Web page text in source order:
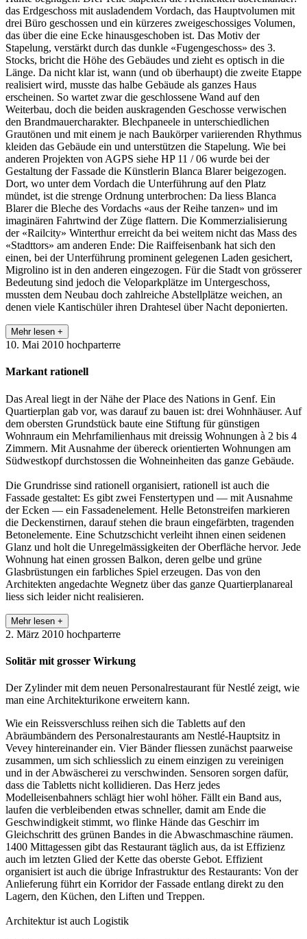
das Erdgeschoss mit ausladendem Vordach, das Hauptvolumen mit
drei Büro geschossen und ein kürzeres zweigeschossiges Volumen,
das über die eine Ecke hinausgeschoben ist. Das Motiv der
Stapelung, verstärkt durch das dunkle «Fugengeschoss» des 3.
Stocks, bricht die Höhe des Gebäudes und zieht es optisch in die
Länge. Da nicht klar ist, wann (und ob überhaupt) die zweite Etappe
realisiert wird, musste das halbe Gebäude als ganzes Haus
erscheinen. So wartet zwar die geschlossene Wand auf den
Weiterbau, doch die beiden auskragenden Geschosse verwischen
den Brandmauercharakter. Blechpaneele in unterschiedlichen
Grautönen und mit einem je nach Baukörper variierenden Rhythmus
kleiden das Gebäude ein und unterstützen die Stapelung. Wie bei
anderen Projekten von AGPS siehe HP 11 / 06 wurde bei der
Gestaltung der Fassade die Künstlerin Blanca Blarer beigezogen.
Dort, wo unter dem Vordach die Unterführung auf den Platz
mündet, ist die strenge Ordnung unterbrochen: Da liess Blanca
Blarer die Bleche des Vordachs «aus der Reihe tanzen» und im
imaginären Fahrtwind der Züge flattern. Die Kommerzialisierung
der «Railcity» Winterthur erreicht da bei weitem nicht das Mass des
«Stadttors» am anderen Ende: Die Raiffeisenbank hat sich den
einen, bei der Unterführung prominent gelegenen Laden gesichert,
Migrolino ist in den anderen eingezogen. Für die Stadt von grösserer
Bedeutung sind jedoch die Veloparkplätze im Untergeschoss,
mussten dem Neubau doch zahlreiche Abstellplätze weichen, an
denen viele Kantischüler ihren Drahtesel über Nacht deponierten.
Mehr lesen +
10. Mai 2010 hochparterre
Markant rationell
Das Areal liegt in der Nähe der Place des Nations in Genf. Ein
Quartierplan gab vor, was darauf zu bauen ist: drei Wohnhäuser. Auf
dem obersten Grundstück baute eine Stiftung für günstigen
Wohnraum ein Mehrfamilienhaus mit dreissig Wohnungen à 2 bis 4
Zimmern. Mit Ausnahme der übereck orientierten Wohnungen am
Südwestkopf durchstossen die Wohneinheiten das ganze Gebäude.
Die Grundrisse sind rationell organisiert, rationell ist auch die
Fassade gestaltet: Es gibt zwei Fenstertypen und — mit Ausnahme
der Ecken — ein Fassadenelement. Helle Betonstreifen markieren
die Deckenstirnen, darauf stehen die braun eingefärbten, tragenden
Betonelemente. Eine Schutzschicht verleiht ihnen einen seidenen
Glanz und holt die Unregelmässigkeiten der Oberfläche hervor. Jede
Wohnung hat einen grossen Balkon, deren gelbe und grüne
Glasbrüstungen ein farbliches Spiel erzeugen. Das von den
Architekten angedachte Wegnetz über das ganze Quartierplanareal
liess sich leider nicht realisieren.
Mehr lesen +
2. März 2010 hochparterre
Solitär mit grosser Wirkung
Der Zylinder mit dem neuen Personalrestaurant für Nestlé zeigt, wie
man eine Architekturikone erweitern kann.
Wie ein Reissverschluss reihen sich die Tabletts auf den
Abräumbändern des Personalrestaurants am Nestlé-Hauptsitz in
Vevey hintereinander ein. Vier Bänder fliessen zunächst paarweise
zusammen, um sich schliesslich zu einem einzigen zu vereinigen
und in der Abwäscherei zu verschwinden. Sensoren sorgen dafür,
dass die Tabletts nicht kollidieren. Das Herz jedes
Modelleisenbahners schlägt hier wohl höher. Fällt ein Band aus,
laufen die verbleibenden etwas schneller, damit am Ende die
Geschwindigkeit stimmt, wo flinke Hände das Geschirr im
Gleichschritt des grünen Bandes in die Abwaschmaschine räumen.
1400 Mittagessen gibt das Restaurant täglich aus, da ist Effizienz
auch im letzten Glied der Kette das oberste Gebot. Effizient
organisiert ist auch die übrige Infrastruktur des Restaurants: Von der
Anlieferung führt ein Korridor der Fassade entlang direkt zu den
Lagern, den Küchen, den Liften und Treppen.
Architektur ist auch Logistik